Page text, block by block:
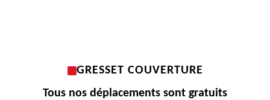
GRESSET COUVERTURE
Tous nos déplacements sont gratuits